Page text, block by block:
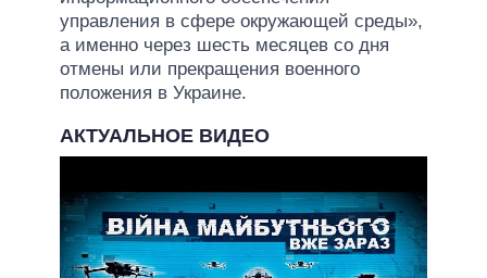
управления в сфере окружающей среды»,
а именно через шесть месяцев со дня
отмены или прекращения военного
положения в Украине.
АКТУАЛЬНОЕ ВИДЕО